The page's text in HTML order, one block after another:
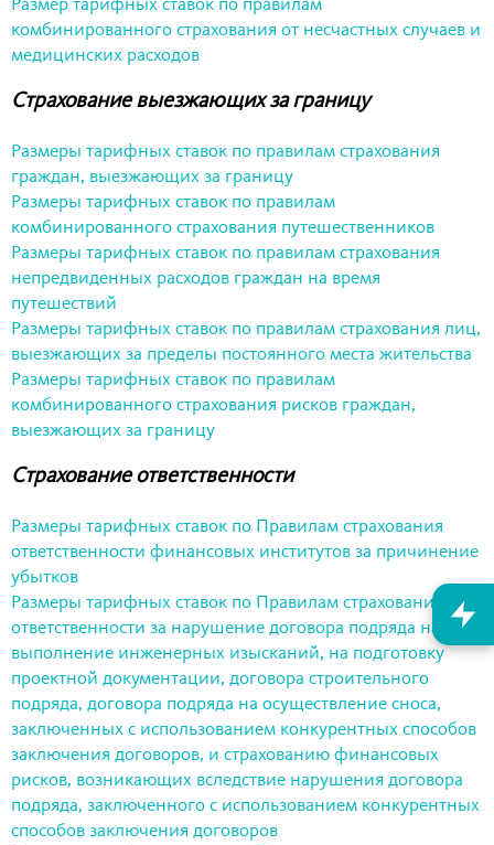
Размер тарифных ставок по правилам
комбинированного страхования от несчастных случаев и
медицинских расходов
Страхование выезжающих за границу
Размеры тарифных ставок по правилам страхования
граждан, выезжающих за границу
Размеры тарифных ставок по правилам
комбинированного страхования путешественников
Размеры тарифных ставок по правилам страхования
непредвиденных расходов граждан на время
путешествий
Размеры тарифных ставок по правилам страхования лиц,
выезжающих за пределы постоянного места жительства
Размеры тарифных ставок по правилам
комбинированного страхования рисков граждан,
выезжающих за границу
Страхование ответственности
Размеры тарифных ставок по Правилам страхования
ответственности финансовых институтов за причинение
убытков
Размеры тарифных ставок по Правилам страхования
ответственности за нарушение договора подряда на
выполнение инженерных изысканий, на подготовку
проектной документации, договора строительного
подряда, договора подряда на осуществление сноса,
заключенных с использованием конкурентных способов
заключения договоров, и страхованию финансовых
рисков, возникающих вследствие нарушения договора
подряда, заключенного с использованием конкурентных
способов заключения договоров